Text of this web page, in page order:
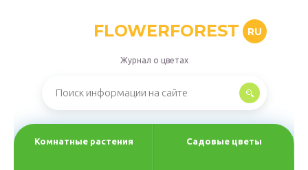
FLOWERFOREST RU
Журнал о цветах
Комнатные растения Садовые цветы